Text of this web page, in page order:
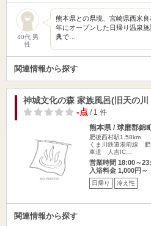
40代 男
性
熊本県との県境、宮崎県西米
年にオープンした日帰り温泉
典で…
関連情報から探す
神城文化の森 家族風呂(旧天の川
-点/ 1 件
熊本県 / 球磨郡錦
肥後西村駅1.58km
くま川鉄道湯前線 肥
車道 人吉IC…
営業時間 18:00～
入浴料金 1,000円～
日帰り 冷え性
関連情報から探す